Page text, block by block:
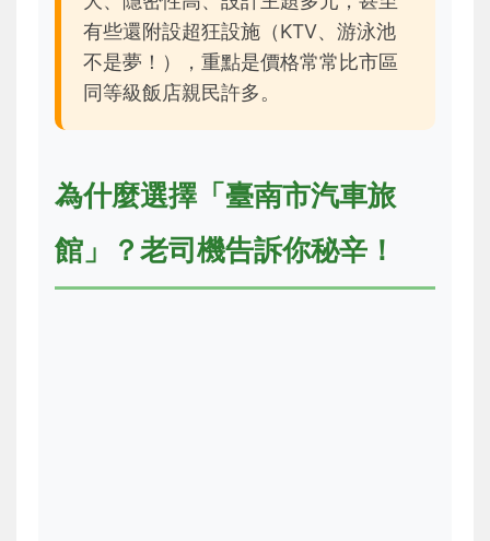
有些還附設超狂設施（KTV、游泳池
不是夢！），重點是價格常常比市區
同等級飯店親民許多。
為什麼選擇「臺南市汽車旅
館」？老司機告訴你秘辛！